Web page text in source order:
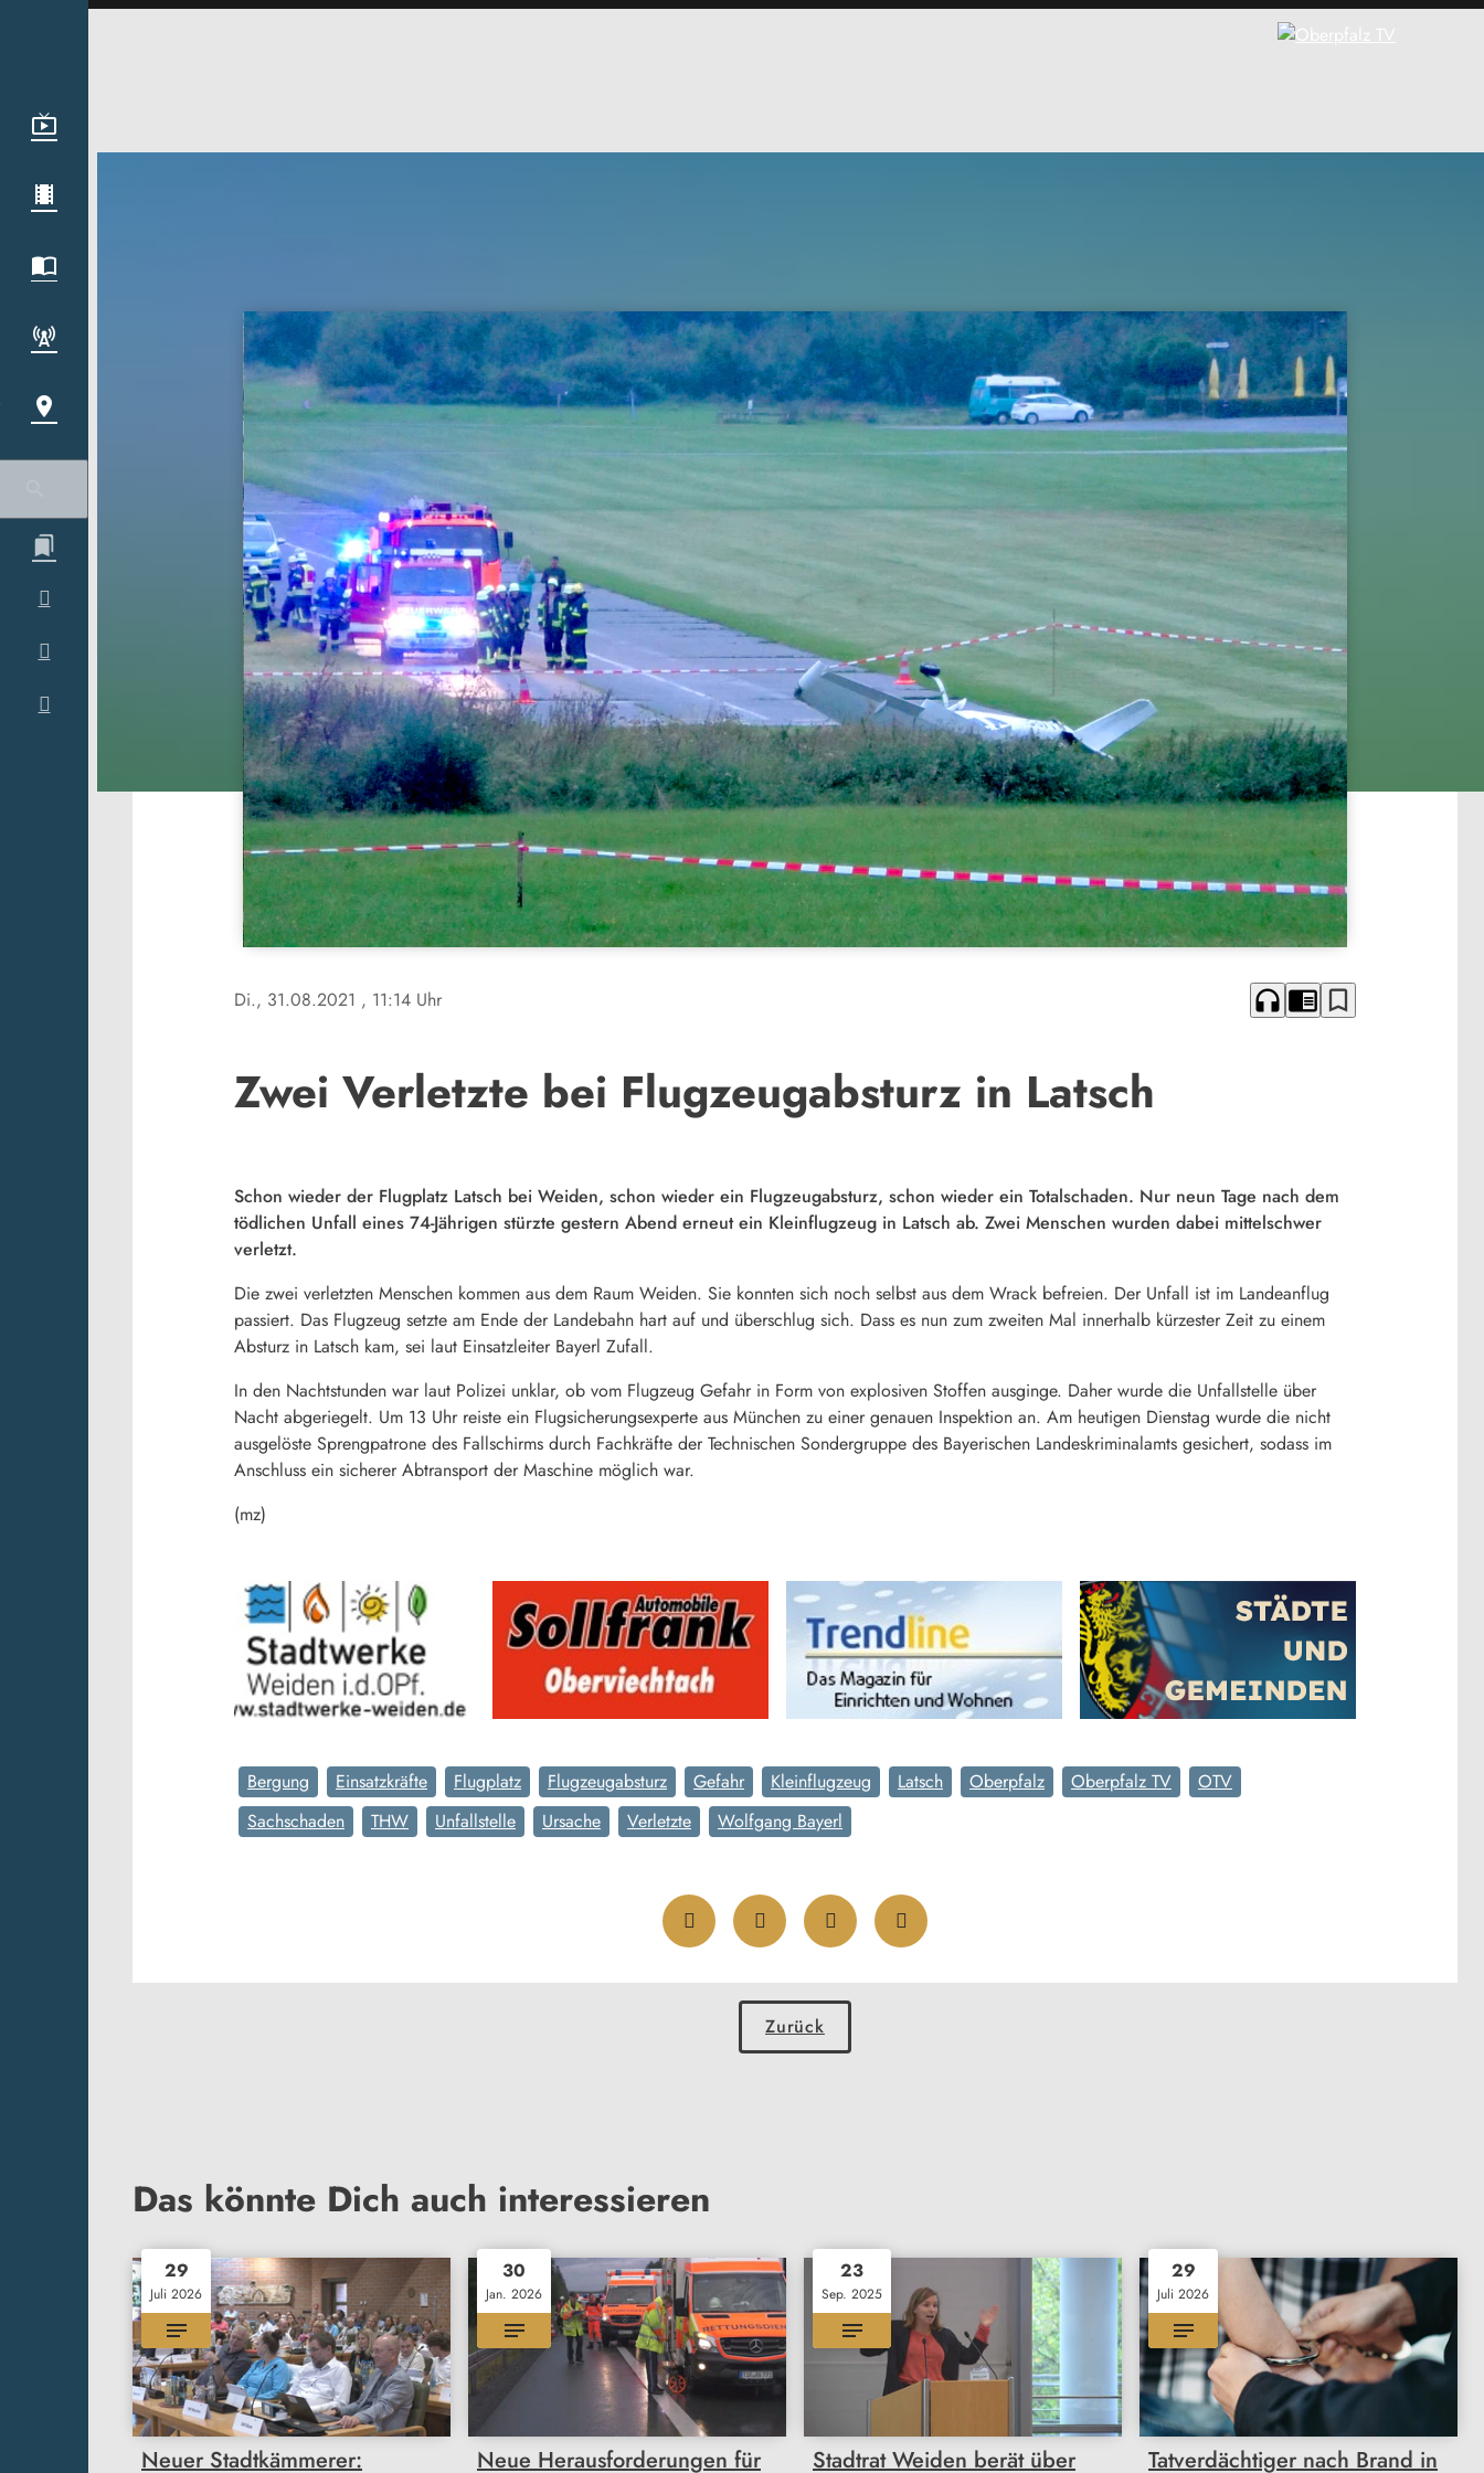
Di., 31.08.2021 , 11:14 Uhr headphones chrome_reader_mode bookmark_border
Zwei Verletzte bei Flugzeugabsturz in Latsch
Schon wieder der Flugplatz Latsch bei Weiden, schon wieder ein Flugzeugabsturz, schon wieder ein Totalschaden. Nur neun Tage nach dem
tödlichen Unfall eines 74-Jährigen stürzte gestern Abend erneut ein Kleinflugzeug in Latsch ab. Zwei Menschen wurden dabei mittelschwer
verletzt.
Die zwei verletzten Menschen kommen aus dem Raum Weiden. Sie konnten sich noch selbst aus dem Wrack befreien. Der Unfall ist im Landeanflug
passiert. Das Flugzeug setzte am Ende der Landebahn hart auf und überschlug sich. Dass es nun zum zweiten Mal innerhalb kürzester Zeit zu einem
Absturz in Latsch kam, sei laut Einsatzleiter Bayerl Zufall.
In den Nachtstunden war laut Polizei unklar, ob vom Flugzeug Gefahr in Form von explosiven Stoffen ausginge. Daher wurde die Unfallstelle über
Nacht abgeriegelt. Um 13 Uhr reiste ein Flugsicherungsexperte aus München zu einer genauen Inspektion an. Am heutigen Dienstag wurde die nicht
ausgelöste Sprengpatrone des Fallschirms durch Fachkräfte der Technischen Sondergruppe des Bayerischen Landeskriminalamts gesichert, sodass im
Anschluss ein sicherer Abtransport der Maschine möglich war.
(mz)
Bergung Einsatzkräfte Flugplatz Flugzeugabsturz Gefahr Kleinflugzeug Latsch Oberpfalz Oberpfalz TV
OTV
Sachschaden
THW Unfallstelle Ursache Verletzte Wolfgang Bayerl
Zurück
Das könnte Dich auch interessieren
29
Juli 2026
Neuer Stadtkämmerer:
30
Jan. 2026
Neue Herausforderungen für
23
Sep. 2025
Stadtrat Weiden berät über
29
Juli 2026
Tatverdächtiger nach Brand in